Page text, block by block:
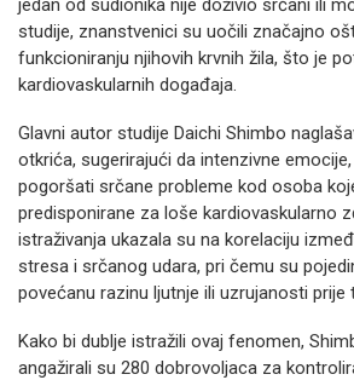
jedan od sudionika nije doživio srčani ili
studije, znanstvenici su uočili značajno
funkcioniranju njihovih krvnih žila, što je
kardiovaskularnih događaja.
Glavni autor studije Daichi Shimbo
otkrića, sugerirajući da intenzivne
pogoršati srčane probleme kod osoba
predisponirane za loše kardiovaskularno
istraživanja ukazala su na korelaciju
stresa i srčanog udara, pri čemu su
povećanu razinu ljutnje ili uzrujanosti prije
Kako bi dublje istražili ovaj fenomen,
angažirali su 280 dobrovoljaca za